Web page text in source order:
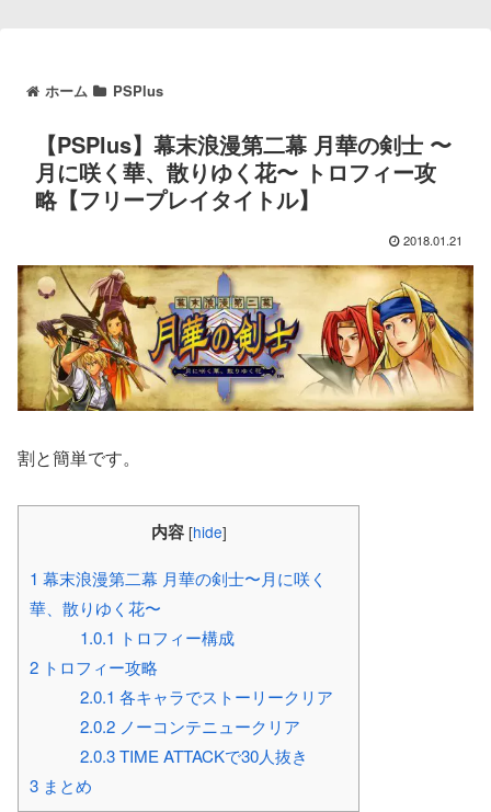
ホーム PSPlus
【PSPlus】幕末浪漫第二幕 月華の剣士 〜
月に咲く華、散りゆく花〜 トロフィー攻
略【フリープレイタイトル】
2018.01.21
割と簡単です。
内容 [hide]
1 幕末浪漫第二幕 月華の剣士〜月に咲く
華、散りゆく花〜
1.0.1 トロフィー構成
2 トロフィー攻略
2.0.1 各キャラでストーリークリア
2.0.2ノーコンテニュークリア
2.0.3TIME ATTACKで30人抜き
3 まとめ